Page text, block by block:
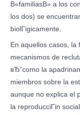
В«familiasВ» a los
los dos) se
biolГіgicamente.
En aquellos casos, la
mecanismos de
вЂ”como la
miembros sobre la
aunque no explica el
la reproducciГіn